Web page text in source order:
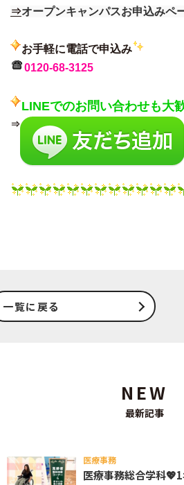
NEW
最新記事
医療事務
医療事務総合学科
⇒オープンキャンパスお申込みペ
お手軽に電話で申込み
0120-68-3125
LINEでのお問い合わせも大
⇒
一覧に戻る